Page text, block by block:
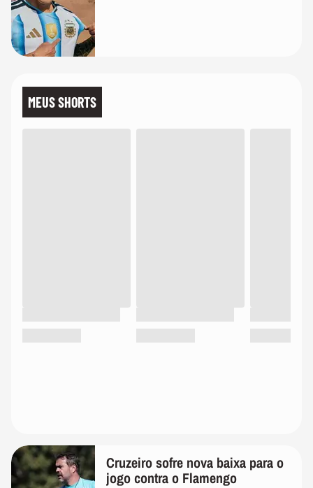
MEUS SHORTS
Cruzeiro sofre nova baixa para o
jogo contra o Flamengo